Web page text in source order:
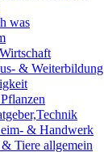
was
& Weiterbildung
& Handwerk
Tiere allgemein